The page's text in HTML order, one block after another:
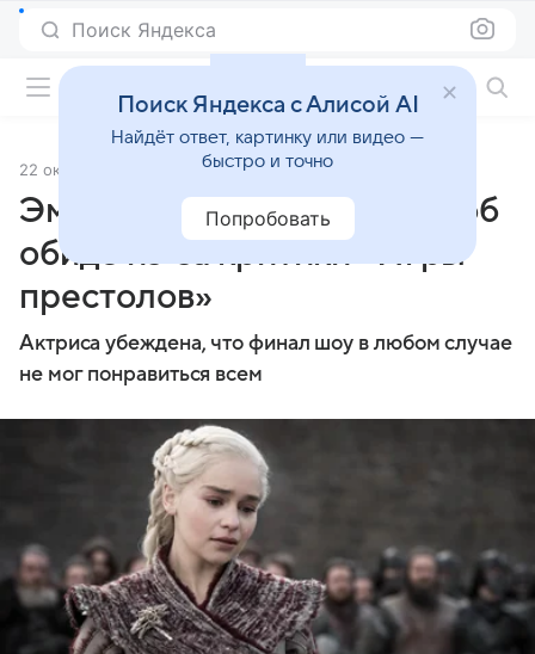
Поиск Яндекса
22 октября 2019 Источник:Lenta.Ru
Эмилия Кларк рассказала об
обиде из-за критики «Игры
престолов»
Актриса убеждена, что финал шоу в любом случае
не мог понравиться всем
Поиск Яндекса с Алисой AI
Найдёт ответ, картинку или видео —
быстро и точно
Попробовать